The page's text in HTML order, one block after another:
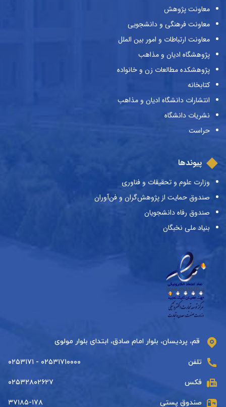
معاونت پژوهش
معاونت فرهنگی و دانشجویی
معاونت ارتباطات و امور بین الملل
پژوهشگاه ادیان و مذاهب
پژوهشکده مطالعات زن و خانواده
کتابخانه
انتشارات دانشگاه ادیان و مذاهب
نشریات دانشگاه
حراست
پیوندها
وزارت علوم و تحقیقات و فناوری
صندوق حمایت از پژوهش‌گران و فن‌آوران
صندوق رفاه دانشجویان
بنیاد ملی نخبگان
قم، پردیسان، بلوار امام صادق، ابتدای بلوار مولوی
تلفن ۰۲۵۳۱۷۱۰۰۰۰ - ۰۲۵۳۱۷۱
فکس ۰۲۵۳۲۸۰۲۶۲۷
صندوق پستی ۳۷۱۸۵-۱۷۸